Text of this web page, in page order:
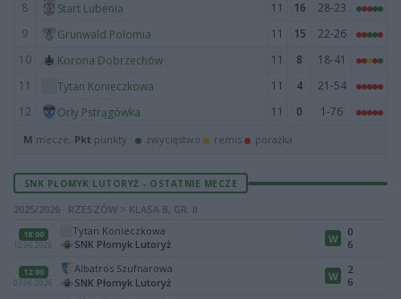
8
Start Lubenia 11 16
28-23
9
Grunwald Połomia 11 15
22-26
10
Korona Dobrzechów 11 8
18-41
11
Tytan Konieczkowa 11 4
21-54
12
Orły Pstrągówka 11 0 1-76
M mecze, Pkt punkty · zwycięstwo remis porażka
SNK PŁOMYK LUTORYŻ - OSTATNIE MECZE
2025/2026 · RZESZÓW > KLASA B, GR. II
18:00
12.06.2026
Tytan Konieczkowa
SNK Płomyk Lutoryż
W
0
6
12:00
07.06.2026
Albatros Szufnarowa
SNK Płomyk Lutoryż
W
2
6